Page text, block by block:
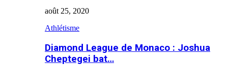
août 25, 2020
Athlétisme
Diamond League de Monaco : Joshua
Cheptegei bat…